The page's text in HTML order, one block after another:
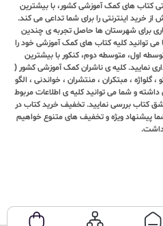
کتاب های کمک آموزشی کشور، با بیشترین
خرید اینترنتی را برای شما تداعی می کند.
روز کاری برای شهرستان ها حاصل تجربه ی چندین
توانید کلیه کتاب های کمک آموزشی خود را
اول، متوسطه دوم، کنکور با بیشترین
نمایید. کلیه ی ناشران کمک آموزشی کشور (
گلواژه ، مبتکران ، منتشران ، خواندنی ، الگو
و شما می توانید کلیه ی اطلاعات مربوط
کتاب بررسی نمایید. تخفیف خرید کتاب در
پیشنهاد ویژه و تخفیف های متنوع خواهیم